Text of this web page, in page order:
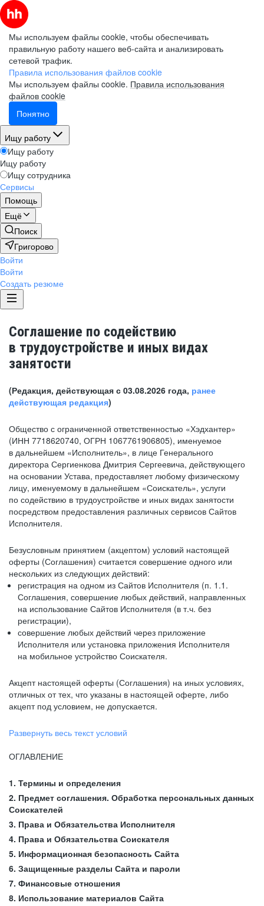
Мы используем файлы cookie, чтобы обеспечивать
правильную работу нашего веб-сайта и анализировать
сетевой трафик.
Правила использования файлов cookie
Мы используем файлы cookie. Правила использования
файлов cookie
Понятно
Ищу работу
Ищу работу
Ищу работу
Ищу сотрудника
Сервисы
Помощь
Ещё
Поиск
Григорово
Войти
Войти
Создать резюме
Соглашение по содействию
в трудоустройстве и иных видах
занятости
(Редакция, действующая с 03.08.2026 года, ранее
действующая редакция)
Общество с ограниченной ответственностью «Хэдхантер»
(ИНН 7718620740, ОГРН 1067761906805), именуемое
в дальнейшем «Исполнитель», в лице Генерального
директора Сергиенкова Дмитрия Сергеевича, действующего
на основании Устава, предоставляет любому физическому
лицу, именуемому в дальнейшем «Соискатель», услуги
по содействию в трудоустройстве и иных видах занятости
посредством предоставления различных сервисов Сайтов
Исполнителя.
Безусловным принятием (акцептом) условий настоящей
оферты (Соглашения) считается совершение одного или
нескольких из следующих действий:
регистрация на одном из Сайтов Исполнителя (п. 1.1.
Соглашения, совершение любых действий, направленных
на использование Сайтов Исполнителя (в т.ч. без
регистрации),
совершение любых действий через приложение
Исполнителя или установка приложения Исполнителя
на мобильное устройство Соискателя.
Акцепт настоящей оферты (Соглашения) на иных условиях,
отличных от тех, что указаны в настоящей оферте, либо
акцепт под условием, не допускается.
Развернуть весь текст условий
ОГЛАВЛЕНИЕ
1. Термины и определения
2. Предмет соглашения. Обработка персональных данных
Соискателей
3. Права и Обязательства Исполнителя
4. Права и Обязательства Соискателя
5. Информационная безопасность Сайта
6. Защищенные разделы Сайта и пароли
7. Финансовые отношения
8. Использование материалов Сайта